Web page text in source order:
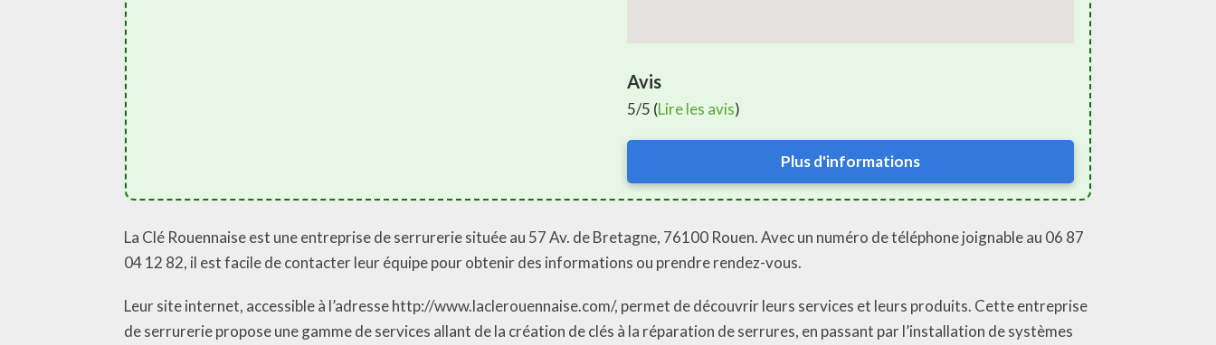
Avis
5/5 (Lire les avis)
Plus d'informations
La Clé Rouennaise est une entreprise de serrurerie située au 57 Av. de Bretagne, 76100 Rouen. Avec un numéro de téléphone joignable au 06 87
04 12 82, il est facile de contacter leur équipe pour obtenir des informations ou prendre rendez-vous.
Leur site internet, accessible à l’adresse http://www.laclerouennaise.com/, permet de découvrir leurs services et leurs produits. Cette entreprise
de serrurerie propose une gamme de services allant de la création de clés à la réparation de serrures, en passant par l’installation de systèmes